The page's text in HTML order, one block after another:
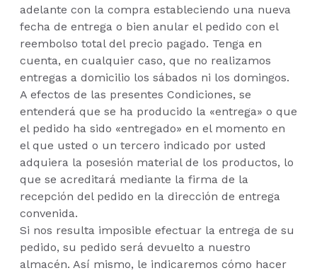
adelante con la compra estableciendo una nueva
fecha de entrega o bien anular el pedido con el
reembolso total del precio pagado. Tenga en
cuenta, en cualquier caso, que no realizamos
entregas a domicilio los sábados ni los domingos.
A efectos de las presentes Condiciones, se
entenderá que se ha producido la «entrega» o que
el pedido ha sido «entregado» en el momento en
el que usted o un tercero indicado por usted
adquiera la posesión material de los productos, lo
que se acreditará mediante la firma de la
recepción del pedido en la dirección de entrega
convenida.
Si nos resulta imposible efectuar la entrega de su
pedido, su pedido será devuelto a nuestro
almacén. Así mismo, le indicaremos cómo hacer